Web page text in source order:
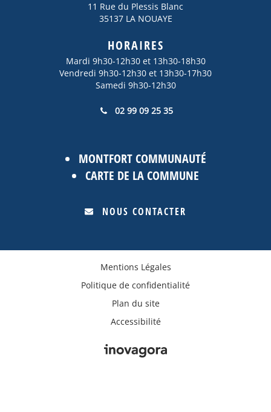
11 Rue du Plessis Blanc
35137 LA NOUAYE
HORAIRES
Mardi 9h30-12h30 et 13h30-18h30
Vendredi 9h30-12h30 et 13h30-17h30
Samedi 9h30-12h30
02 99 09 25 35
MONTFORT COMMUNAUTÉ
CARTE DE LA COMMUNE
NOUS CONTACTER
Mentions Légales
Politique de confidentialité
Plan du site
Accessibilité